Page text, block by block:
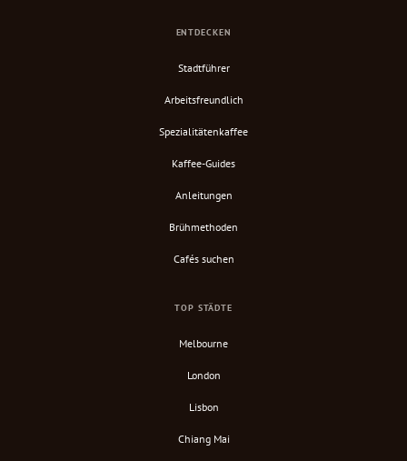
ENTDECKEN
Stadtführer
Arbeitsfreundlich
Spezialitätenkaffee
Kaffee-Guides
Anleitungen
Brühmethoden
Cafés suchen
TOP STÄDTE
Melbourne
London
Lisbon
Chiang Mai